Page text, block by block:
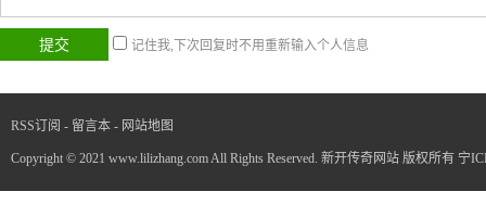
记住我,下次回复时不用重新输入个人信息
RSS订阅 - 留言本 - 网站地图
Copyright © 2021 www.lilizhang.com All Rights Reserved. 新开传奇网站 版权所有 宁